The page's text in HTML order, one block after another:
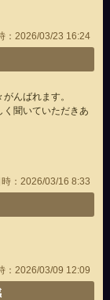
：2026/03/23 16:24
んばれます。
聞いていただきあ
：2026/03/16 8:33
：2026/03/09 12:09